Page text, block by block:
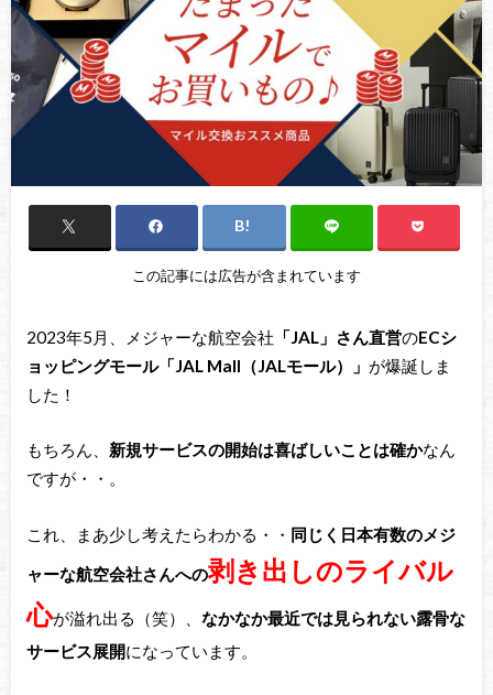
この記事には広告が含まれています
2023年5月、メジャーな航空会社 「JAL」さん直営のECシ
ョッピングモール「JAL Mall（JALモール）」 が爆誕しま
した！
もちろん、 新規サービスの開始は喜ばしいことは確かなん
ですが・・。
これ、まあ少し考えたらわかる・・ 同じく日本有数のメジ
ャーな航空会社さんへの剥き出しのライバル
心が溢れ出る（笑）、 なかなか最近では見られない露骨な
サービス展開になっています。